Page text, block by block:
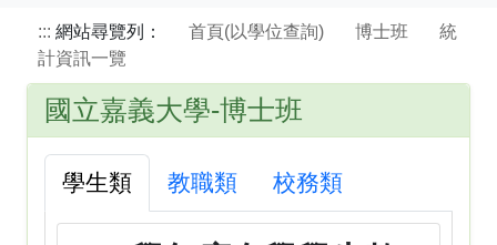
::: 網站尋覽列： 首頁(以學位查詢) 博士班
統
計資訊一覽
國立嘉義大學-博士班
學生類 教職類 校務類